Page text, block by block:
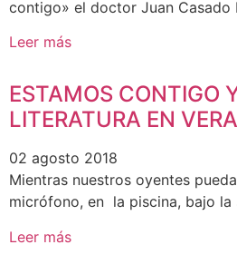
contigo» el doctor Juan Casado
Leer más
ESTAMOS CONTIGO
LITERATURA EN
02 agosto 2018
Mientras nuestros oyentes
micrófono, en la piscina, bajo la
Leer más